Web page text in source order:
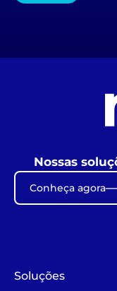
Nossas
Conheça agora
Soluções